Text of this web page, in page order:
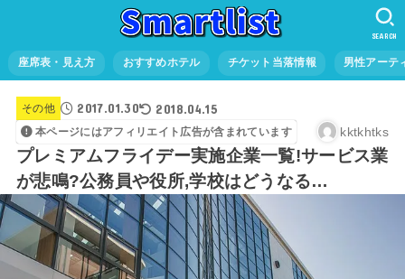
座席表・見え方 おすすめホテル チケット当落情報 男性アーテ
SEARCH
その他 2017.01.30 2018.04.15
本ページにはアフィリエイト広告が含まれています kktkhtks
プレミアムフライデー実施企業一覧!サービス業
が悲鳴?公務員や役所,学校はどうなる…